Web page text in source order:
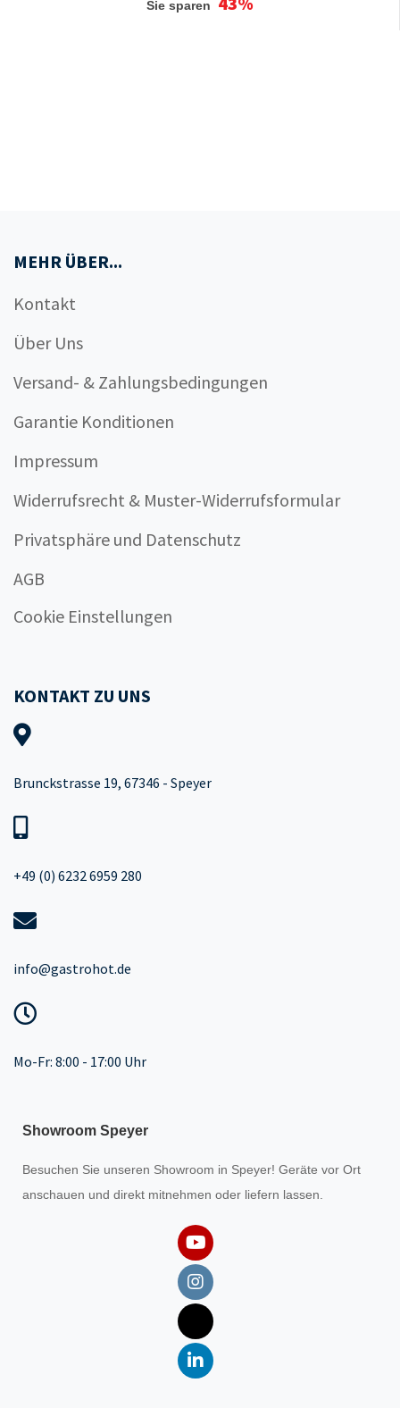
Sie sparen
MEHR ÜBER...
Kontakt
Über Uns
Versand- & Zahlungsbedingungen
Garantie Konditionen
Impressum
Widerrufsrecht & Muster-Widerrufsformular
Privatsphäre und Datenschutz
AGB
Cookie Einstellungen
KONTAKT ZU UNS
Brunckstrasse 19, 67346 - Speyer
+49 (0) 6232 6959 280
info@gastrohot.de
Mo-Fr: 8:00 - 17:00 Uhr
Showroom Speyer
Besuchen Sie unseren Showroom in Speyer! Geräte vor Ort
anschauen und direkt mitnehmen oder liefern lassen.